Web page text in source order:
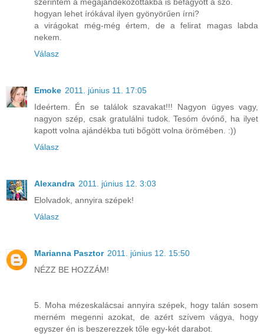
hogyan lehet írókával ilyen gyönyörűen írni?
a virágokat még-még értem, de a felirat magas labda
nekem.
Válasz
Emoke 2011. június 11. 17:05
Ideértem. Én se találok szavakat!!! Nagyon ügyes vagy,
nagyon szép, csak gratulálni tudok. Tesóm óvónő, ha ilyet
kapott volna ajándékba tuti bőgött volna örömében. :))
Válasz
Alexandra 2011. június 12. 3:03
Elolvadok, annyira szépek!
Válasz
Marianna Pasztor 2011. június 12. 15:50
NÉZZ BE HOZZÁM!
5. Moha mézeskalácsai annyira szépek, hogy talán sosem
merném megenni azokat, de azért szívem vágya, hogy
egyszer én is beszerezzek tőle egy-két darabot.